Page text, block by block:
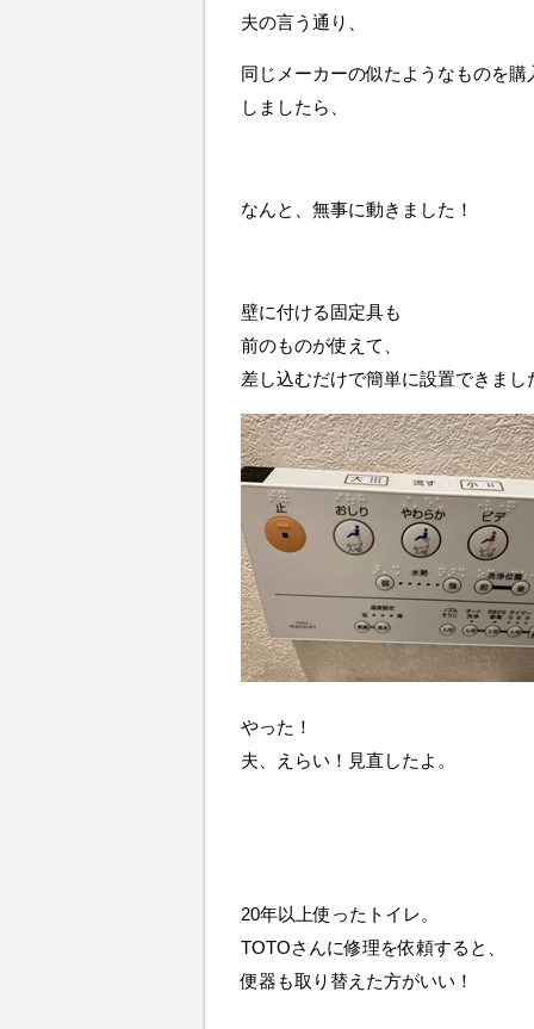
夫の言う通り、
同じメーカーの似たようなものを購
しましたら、
なんと、無事に動きました！
壁に付ける固定具も
前のものが使えて、
差し込むだけで簡単に設置できまし
やった！
夫、えらい！見直したよ。
20年以上使ったトイレ。
TOTOさんに修理を依頼すると、
便器も取り替えた方がいい！